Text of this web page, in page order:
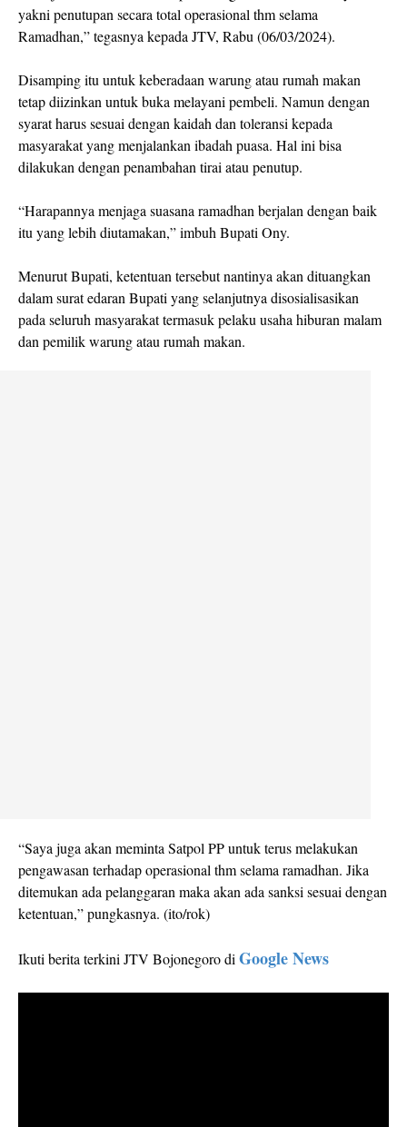
yakni penutupan secara total operasional thm selama
Ramadhan,” tegasnya kepada JTV, Rabu (06/03/2024).
Disamping itu untuk keberadaan warung atau rumah makan
tetap diizinkan untuk buka melayani pembeli. Namun dengan
syarat harus sesuai dengan kaidah dan toleransi kepada
masyarakat yang menjalankan ibadah puasa. Hal ini bisa
dilakukan dengan penambahan tirai atau penutup.
“Harapannya menjaga suasana ramadhan berjalan dengan baik
itu yang lebih diutamakan,” imbuh Bupati Ony.
Menurut Bupati, ketentuan tersebut nantinya akan dituangkan
dalam surat edaran Bupati yang selanjutnya disosialisasikan
pada seluruh masyarakat termasuk pelaku usaha hiburan malam
dan pemilik warung atau rumah makan.
“Saya juga akan meminta Satpol PP untuk terus melakukan
pengawasan terhadap operasional thm selama ramadhan. Jika
ditemukan ada pelanggaran maka akan ada sanksi sesuai dengan
ketentuan,” pungkasnya. (ito/rok)
Ikuti berita terkini JTV Bojonegoro di Google News